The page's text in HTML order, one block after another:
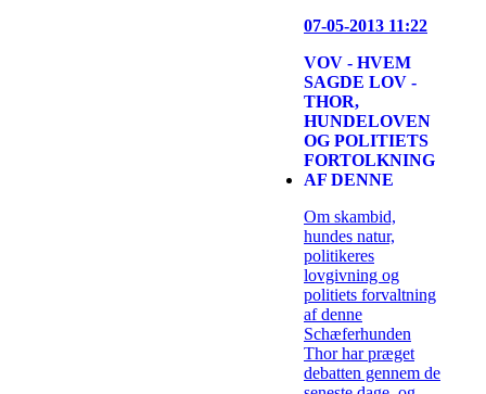
07-05-2013 11:22
VOV - HVEM
SAGDE LOV -
THOR,
HUNDELOVEN
OG POLITIETS
FORTOLKNING
AF DENNE
Om skambid,
hundes natur,
politikeres
lovgivning og
politiets forvaltning
af denne
Schæferhunden
Thor har præget
debatten gennem de